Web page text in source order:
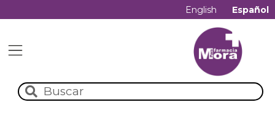
English Español